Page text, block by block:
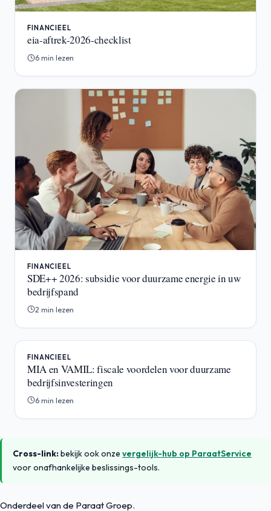
FINANCIEEL
eia-aftrek-2026-checklist
6 min lezen
FINANCIEEL
SDE++ 2026: subsidie voor duurzame energie in uw
bedrijfspand
2 min lezen
FINANCIEEL
MIA en VAMIL: fiscale voordelen voor duurzame
bedrijfsinvesteringen
6 min lezen
Cross-link:bekijk ook onze vergelijk-hub op ParaatService
voor onafhankelijke beslissings-tools.
Onderdeel van de Paraat Groep.